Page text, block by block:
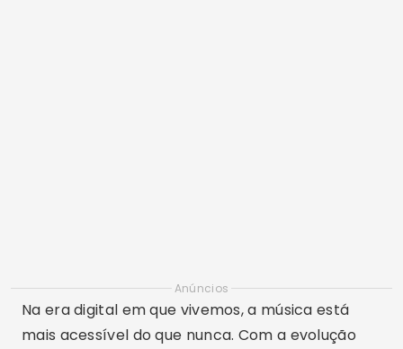
Anúncios
Na era digital em que vivemos, a música está
mais acessível do que nunca. Com a evolução